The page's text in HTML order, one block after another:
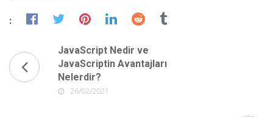
:
JavaScript Nedir ve
JavaScriptin Avantajları
Nelerdir?
26/02/2021